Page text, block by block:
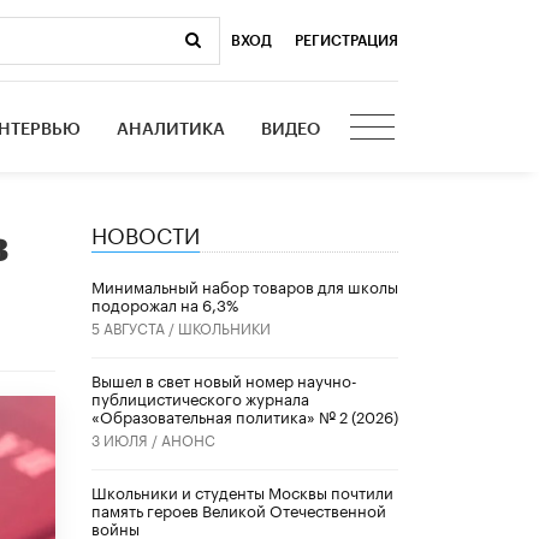
ВХОД РЕГИСТРАЦИЯ
АНАЛИТИКА ВИДЕО
НОВОСТИ
Минимальный набор товаров для школы
подорожал на 6,3%
5 АВГУСТА / ШКОЛЬНИКИ
Вышел в свет новый номер научно-
публицистического журнала
«Образовательная политика» № 2 (2026)
3 ИЮЛЯ / АНОНС
Школьники и студенты Москвы почтили
память героев Великой Отечественной
войны